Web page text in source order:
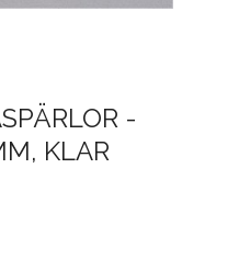
-
KLAR